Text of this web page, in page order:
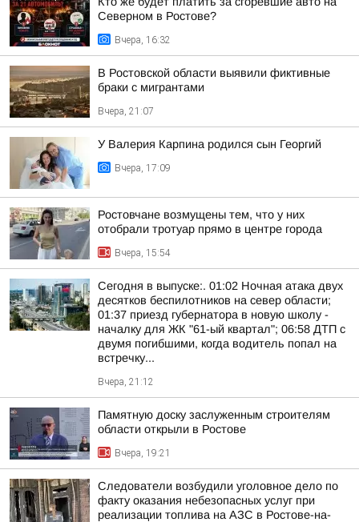
Северном в Ростове?
Вчера, 16:32
В Ростовской области выявили фиктивные
браки с мигрантами
Вчера, 21:07
У Валерия Карпина родился сын Георгий
Вчера, 17:09
Ростовчане возмущены тем, что у них
отобрали тротуар прямо в центре города
Вчера, 15:54
Сегодня в выпуске:. 01:02 Ночная атака двух
десятков беспилотников на север области;
01:37 приезд губернатора в новую школу -
началку для ЖК "61-ый квартал"; 06:58 ДТП с
двумя погибшими, когда водитель попал на
встречку...
Вчера, 21:12
Памятную доску заслуженным строителям
области открыли в Ростове
Вчера, 19:21
Следователи возбудили уголовное дело по
факту оказания небезопасных услуг при
реализации топлива на АЗС в Ростове-на-